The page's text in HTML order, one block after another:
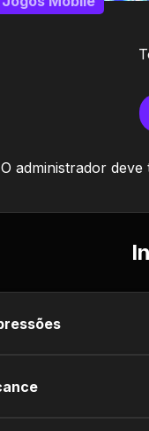
O administrador